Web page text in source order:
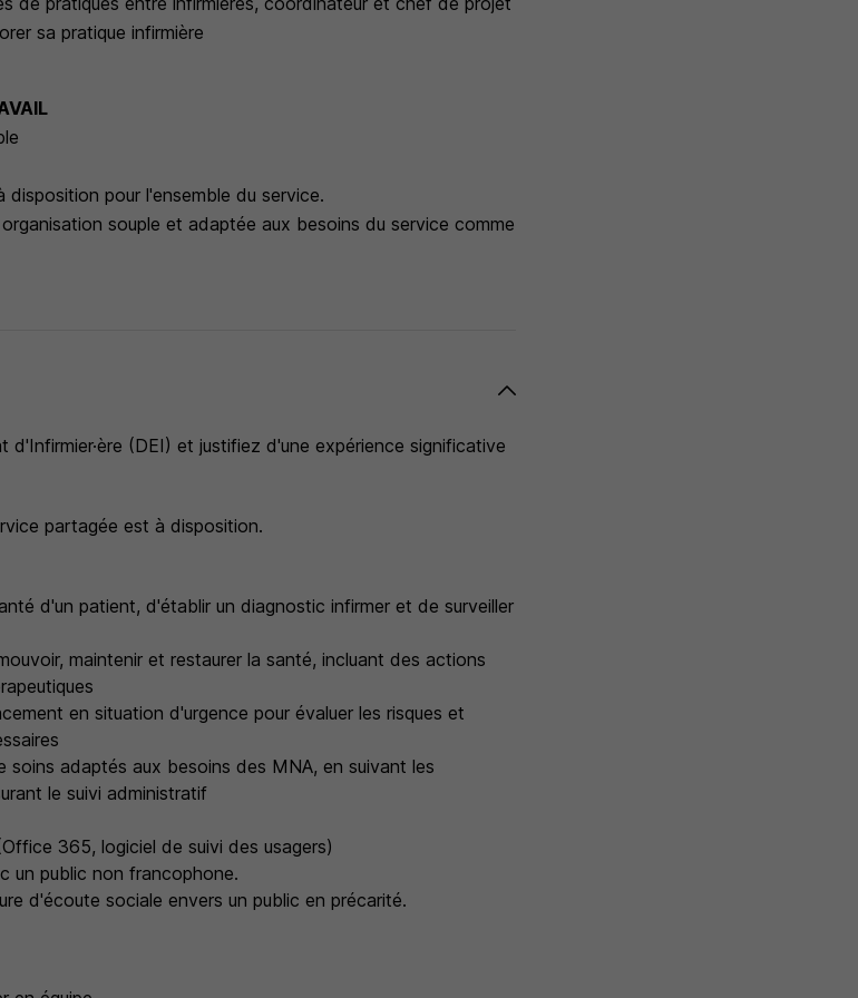
sa pratique infirmière
disposition pour l'ensemble du service.
organisation souple et adaptée aux besoins du service comme
(DEI) et justifiez d'une expérience significative
partagée est à disposition.
d'un patient, d'établir un diagnostic infirmer et de surveiller
maintenir et restaurer la santé, incluant des actions
en situation d'urgence pour évaluer les risques et
soins adaptés aux besoins des MNA, en suivant les
le suivi administratif
365, logiciel de suivi des usagers)
un public non francophone.
d'écoute sociale envers un public en précarité.